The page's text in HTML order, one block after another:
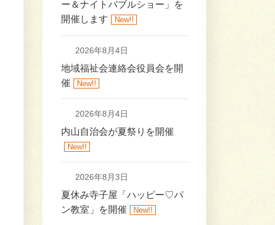
ー＆ナイトバブルショー」を
開催します
New!!
2026年8月4日
地域福祉会連絡会役員会を開
催
New!!
2026年8月4日
内山自治会が夏祭りを開催
New!!
2026年8月3日
夏休み寺子屋「ハッピー♡パ
ン教室」を開催
New!!